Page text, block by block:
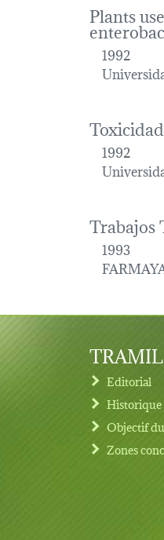
Plants
1992
1992
Trabajos
1993
Footer
TRAMIL
Editorial
Historique
Objectif
Zones